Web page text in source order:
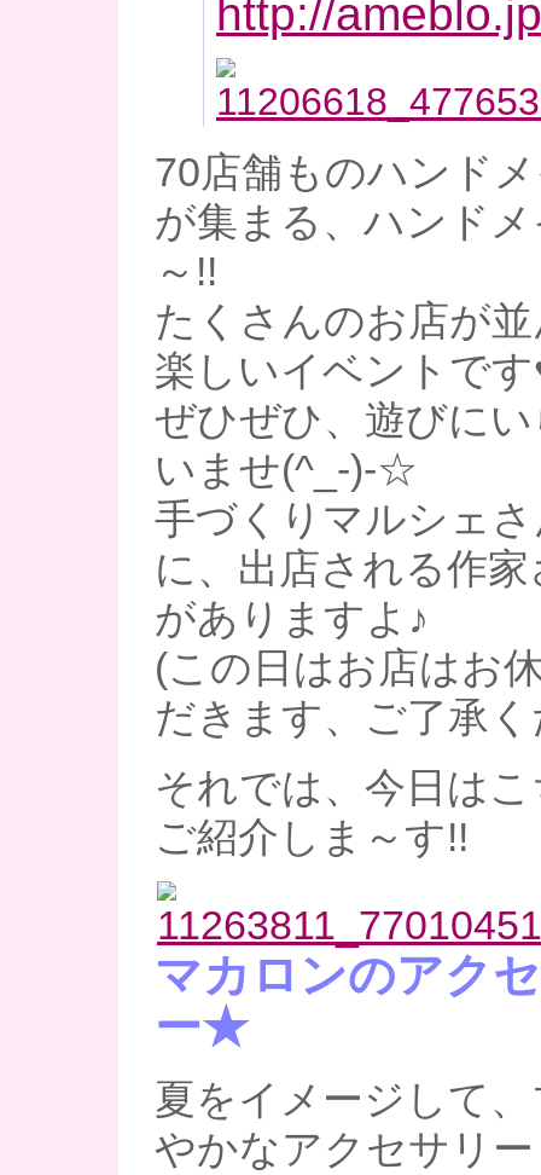
http://
70店舗ものハンド
が集まる、ハンド
～!!
たくさんのお店が
楽しいイベントで
ぜひぜひ、遊びに
いませ(^_-)-☆
手づくりマルシェ
に、出店される作
がありますよ♪
(この日はお店はお
だきます、ご了承
それでは、今日は
ご紹介しま～す!!
マカロンのアク
ー★
夏をイメージして
やかなアクセサリ